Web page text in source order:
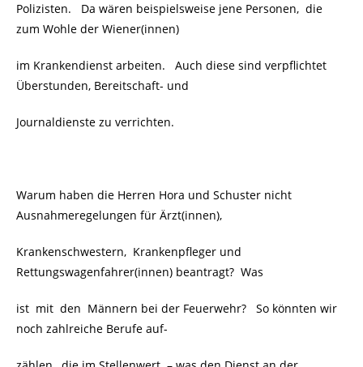
Polizisten. Da wären beispielsweise jene Personen, die
zum Wohle der Wiener(innen)
im Krankendienst arbeiten. Auch diese sind verpflichtet
Überstunden, Bereitschaft- und
Journaldienste zu verrichten.
Warum haben die Herren Hora und Schuster nicht
Ausnahmeregelungen für Ärzt(innen),
Krankenschwestern, Krankenpfleger und
Rettungswagenfahrer(innen) beantragt? Was
ist mit den Männern bei der Feuerwehr? So könnten wir
noch zahlreiche Berufe auf-